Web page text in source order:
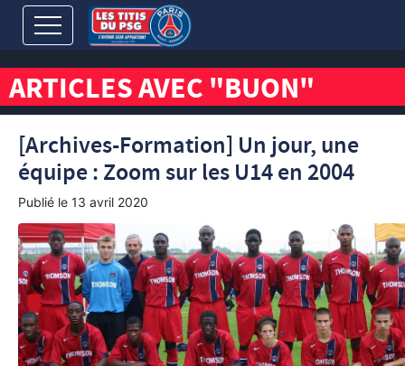
ARTICLES AVEC "BUON"
[Archives-Formation] Un jour, une
équipe : Zoom sur les U14 en 2004
Publié le 13 avril 2020